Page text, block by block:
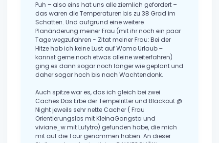
Puh – also eins hat uns alle ziemlich gefordert –
das waren die Temperaturen bis zu 38 Grad im
Schatten. Und aufgrund eine weitere
Planänderung meiner Frau (mit ihr noch ein paar
Tage wegzufahren - Zitat meiner Frau: Bei der
Hitze hab ich keine Lust auf Womo Urlaub –
kannst gerne noch etwas alleine weiterfahren)
ging es dann sogar noch länger wie geplant und
daher sogar hoch bis nach Wachtendonk.
Auch spitze war es, das ich gleich bei zwei
Caches Das Erbe der Tempelritter und Blackout @
Night jeweils sehr nette Cacher ( Frau
Orientierungslos mit KleinaGangsta und
viviane_w mit Lufytro) gefunden habe, die mich
mit auf die Tour genommen haben. An dieser